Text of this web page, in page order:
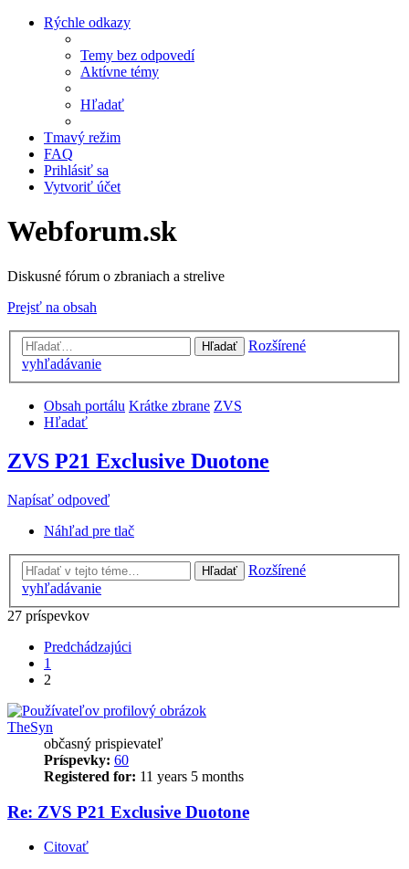
Rýchle odkazy
Temy bez odpovedí
Aktívne témy
Hľadať
Tmavý režim
FAQ
Prihlásiť sa
Vytvoriť účet
Webforum.sk
Diskusné fórum o zbraniach a strelive
Prejsť na obsah
Hľadať
Rozšírené
vyhľadávanie
Obsah portálu Krátke zbrane ZVS
Hľadať
ZVS P21 Exclusive Duotone
Napísať odpoveď
Náhľad pre tlač
Hľadať
Rozšírené
vyhľadávanie
27 príspevkov
Predchádzajúci
1
2
TheSyn
občasný prispievateľ
Príspevky: 60
Registered for: 11 years 5 months
Re: ZVS P21 Exclusive Duotone
Citovať